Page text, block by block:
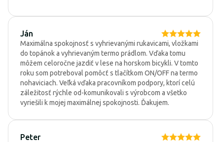
Ján
Maximálna spokojnosť s vyhrievanými rukavicami, vložkami
do topánok a vyhrievaným termo prádlom. Vďaka tomu
môžem celoročne jazdiť v lese na horskom bicykli. V tomto
roku som potreboval pomôcť s tlačítkom ON/OFF na termo
nohaviciach. Veľká vďaka pracovníkom podpory, ktorí celú
záležitosť rýchle od-komunikovali s výrobcom a všetko
vyriešili k mojej maximálnej spokojnosti. Ďakujem.
Peter